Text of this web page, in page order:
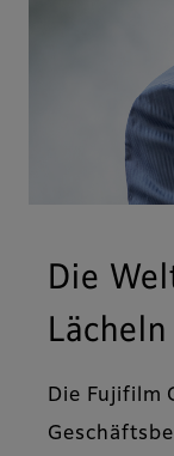
Die
Die Fujifilm